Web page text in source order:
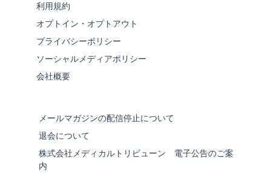
利用規約
オプトイン・オプトアウト
プライバシーポリシー
ソーシャルメディアポリシー
会社概要
メールマガジンの配信停止について
退会について
株式会社メディカルトリビューン 電子公告のご案
内